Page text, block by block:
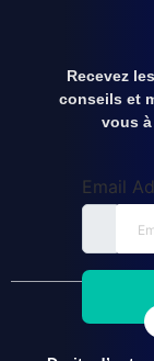
Recevez
conseils et
vous
Email